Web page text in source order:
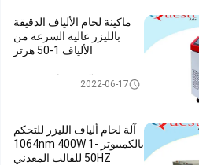
ماكينة لحام الألياف الدقيقة
بالليزر عالية السرعة من
الألياف 1-50 هرتز
آلة لحام ألياف الليزر2022-06-17
آلة لحام ألياف الليزر للتحكم
بالكمبيوتر 1064nm 400W 1-
50HZ للقالب المعدني